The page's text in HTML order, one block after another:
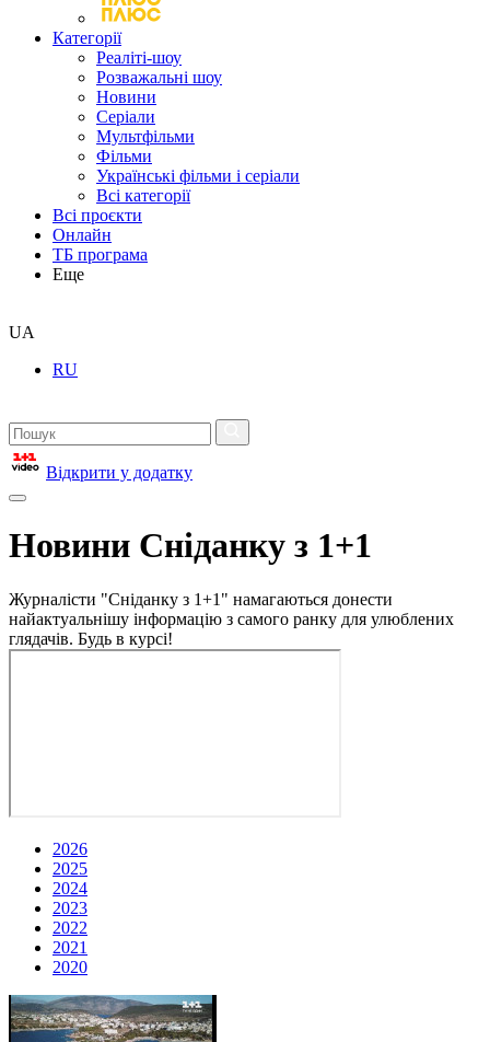
Категорії
Реаліті-шоу
Розважальні шоу
Новини
Серіали
Мультфільми
Фільми
Українські фільми і серіали
Всі категорії
Всі проєкти
Онлайн
ТБ програма
Еще
UA
RU
Відкрити у додатку
Новини Сніданку з 1+1
Журналісти "Сніданку з 1+1" намагаються донести
найактуальнішу інформацію з самого ранку для улюблених
глядачів. Будь в курсі!
2026
2025
2024
2023
2022
2021
2020